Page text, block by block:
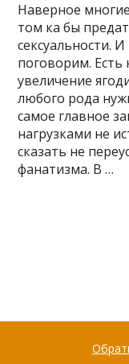
Наверное
том ка бы
сексуальности.
поговорим.
увеличение
любого рода
самое главное
нагрузками не
сказать не
фанатизма. В …